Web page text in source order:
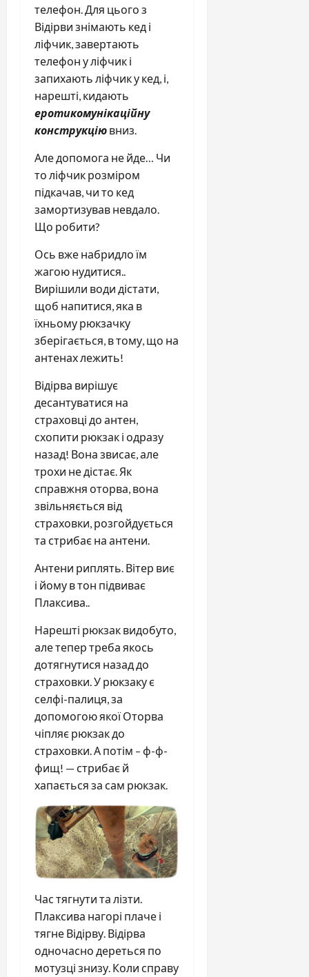
телефон. Для цього з
Відірви знімають кед і
ліфчик, завертають
телефон у ліфчик і
запихають ліфчик у кед, і,
нарешті, кидають
еротикомунікаційну
конструкцію вниз.
Але допомога не йде… Чи
то ліфчик розміром
підкачав, чи то кед
замортизував невдало.
Що робити?
Ось вже набридло їм
жагою нудитися..
Вирішили води дістати,
щоб напитися, яка в
їхньому рюкзачку
зберігається, в тому, що на
антенах лежить!
Відірва вирішує
десантуватися на
страховці до антен,
схопити рюкзак і одразу
назад! Вона звисає, але
трохи не дістає. Як
справжня оторва, вона
звільняється від
страховки, розгойдується
та стрибає на антени.
Антени риплять. Вітер виє
і йому в тон підвиває
Плаксива..
Нарешті рюкзак видобуто,
але тепер треба якось
дотягнутися назад до
страховки. У рюкзаку є
селфі-палиця, за
допомогою якої Оторва
чіпляє рюкзак до
страховки. А потім – ф-ф-
фищ! — стрибає й
хапається за сам рюкзак.
Час тягнути та лізти.
Плаксива нагорі плаче і
тягне Відірву. Відірва
одночасно дереться по
мотузці знизу. Коли справу